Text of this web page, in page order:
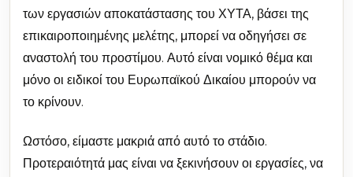
των εργασιών αποκατάστασης του ΧΥΤΑ, βάσει της
επικαιροποιημένης μελέτης, μπορεί να οδηγήσει σε
αναστολή του προστίμου. Αυτό είναι νομικό θέμα και
μόνο οι ειδικοί του Ευρωπαϊκού Δικαίου μπορούν να
το κρίνουν.
Ωστόσο, είμαστε μακριά από αυτό το στάδιο.
Προτεραιότητά μας είναι να ξεκινήσουν οι εργασίες, να